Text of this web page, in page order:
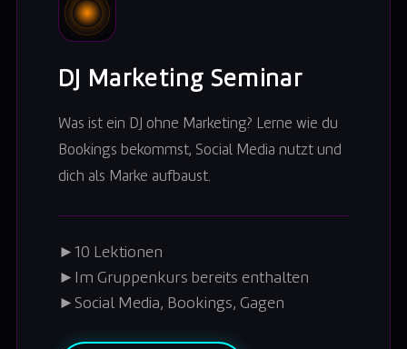
DJ Marketing Seminar
Was ist ein DJ ohne Marketing? Lerne wie du
Bookings bekommst, Social Media nutzt und
dich als Marke aufbaust.
► 10 Lektionen
► Im Gruppenkurs bereits enthalten
► Social Media, Bookings, Gagen